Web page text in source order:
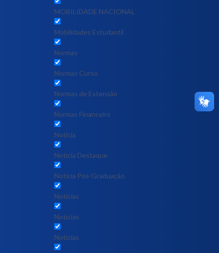
MOBILIDADE NACIONAL
Mobilidades Estudantil
Normas
Normas Curso
Normas de Extensão
Normas Financeiro
Notícia
Notícia Destaque
Noticia Pós-Graduação
Notícias
Notícias
Notícias